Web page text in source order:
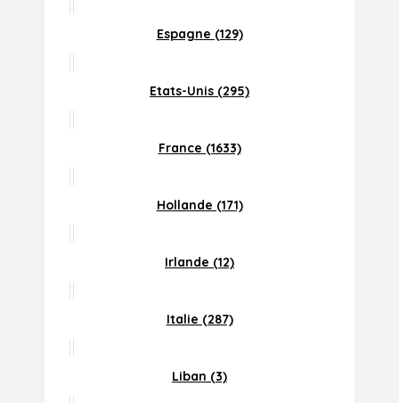
Espagne (129)
Etats-Unis (295)
France (1633)
Hollande (171)
Irlande (12)
Italie (287)
Liban (3)